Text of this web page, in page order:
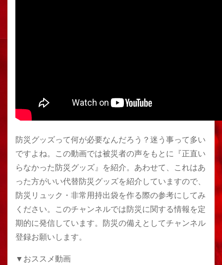
防災グッズって何が必要なんだろう？迷う事って多い
ですよね。この動画では被災者の声をもとに『正直い
らなかった防災グッズ』を紹介。あわせて、これはあ
った方がいい代替防災グッズを紹介していますので、
防災リュック・非常用持出袋を作る際の参考にしてみ
ください。このチャンネルでは防災に関する情報を定
期的に発信しています。防災の備えとしてチャンネル
登録お願いします。
▼おススメ動画